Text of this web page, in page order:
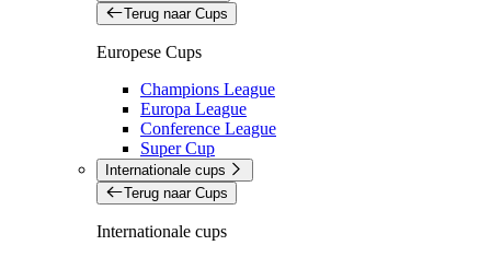
Terug naar Cups
Europese Cups
Champions League
Europa League
Conference League
Super Cup
Internationale cups
Terug naar Cups
Internationale cups